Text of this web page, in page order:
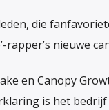
die
rapper’s nieuwe
en Canopy
is het bedrijf